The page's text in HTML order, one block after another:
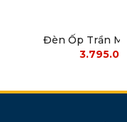
Đèn Ốp Trần